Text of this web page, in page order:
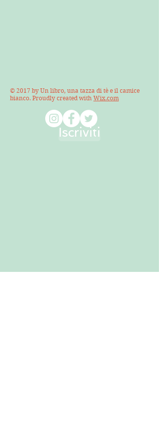
© 2017 by Un libro, una tazza di tè e il camice
bianco. Proudly created with Wix.com
Iscriviti